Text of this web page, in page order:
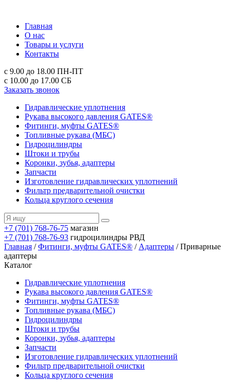
Главная
О нас
Товары и услуги
Контакты
с 9.00 до 18.00 ПН-ПТ
с 10.00 до 17.00 СБ
Заказать звонок
Гидравлические уплотнения
Рукава высокого давления GATES®
Фитинги, муфты GATES®
Топливные рукава (МБС)
Гидроцилиндры
Штоки и трубы
Коронки, зубья, адаптеры
Запчасти
Изготовление гидравлических уплотнений
Фильтр предварительной очистки
Кольца круглого сечения
+7 (701) 768-76-75 магазин
+7 (701) 768-76-93 гидроцилиндры РВД
Главная /Фитинги, муфты GATES® / Адаптеры / Приварные
адаптеры
Каталог
Гидравлические уплотнения
Рукава высокого давления GATES®
Фитинги, муфты GATES®
Топливные рукава (МБС)
Гидроцилиндры
Штоки и трубы
Коронки, зубья, адаптеры
Запчасти
Изготовление гидравлических уплотнений
Фильтр предварительной очистки
Кольца круглого сечения